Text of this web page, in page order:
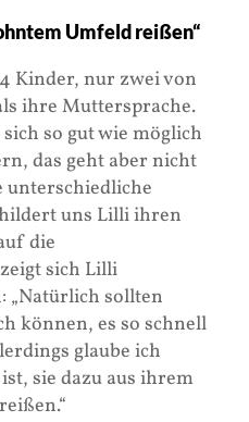
Umfeld reißen“
Kinder, nur zwei von
ihre Muttersprache.
so gut wie möglich
das geht aber nicht
unterschiedliche
uns Lilli ihren
die
sich Lilli
„Natürlich sollten
können, es so schnell
glaube ich
sie dazu aus ihrem